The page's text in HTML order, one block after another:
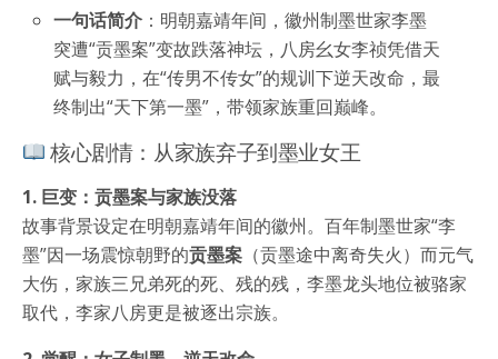
一句话简介 ：明朝嘉靖年间，徽州制墨世家李墨
突遭“贡墨案”变故跌落神坛，八房幺女李祯凭借天
赋与毅力，在“传男不传女”的规训下逆天改命，最
终制出“天下第一墨”，带领家族重回巅峰。
核心剧情：从家族弃子到墨业女王
1. 巨变：贡墨案与家族没落
故事背景设定在明朝嘉靖年间的徽州。百年制墨世家“李
墨”因一场震惊朝野的贡墨案 （贡墨途中离奇失火）而元气
大伤，家族三兄弟死的死、残的残，李墨龙头地位被骆家
取代，李家八房更是被逐出宗族。